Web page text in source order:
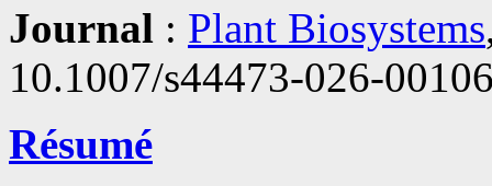
Journal : Plant Biosystems
10.1007/s44473-026-
Résumé